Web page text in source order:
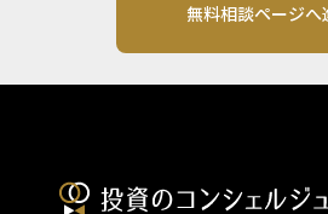
無料相談ページへ